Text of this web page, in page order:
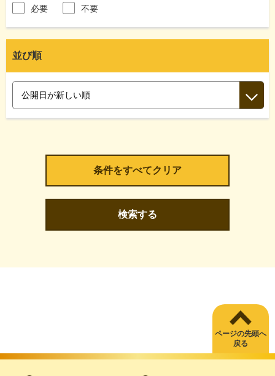
必要 不要
並び順
検索する
ページの先頭へ
戻る